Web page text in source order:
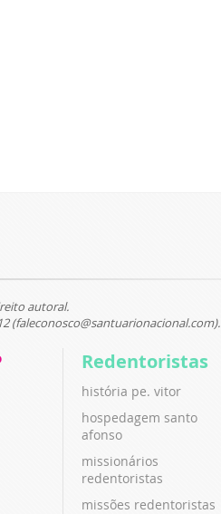
autoral.
(faleconosco@santuarionacional.com).
Redentoristas
história pe. vitor
hospedagem santo
afonso
missionários
redentoristas
missões redentoristas